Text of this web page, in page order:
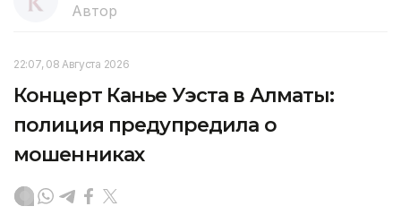
Автор
22:07, 08 Августа 2026
Концерт Канье Уэста в Алматы:
полиция предупредила о
мошенниках